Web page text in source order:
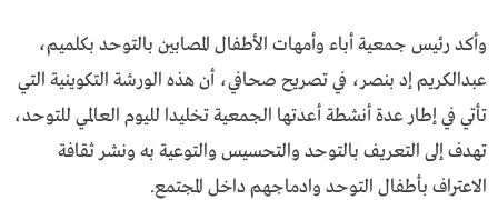
وأكد رئيس جمعية أباء وأمهات الأطفال المصابين بالتوحد بكلميم،
عبدالكريم إد بنصر، في تصريح صحافي، أن هذه الورشة التكوينية التي
تأتي في إطار عدة أنشطة أعدتها الجمعية تخليدا لليوم العالمي للتوحد،
تهدف إلى التعريف بالتوحد والتحسيس والتوعية به ونشر ثقافة
الاعتراف بأطفال التوحد وادماجهم داخل المجتمع.